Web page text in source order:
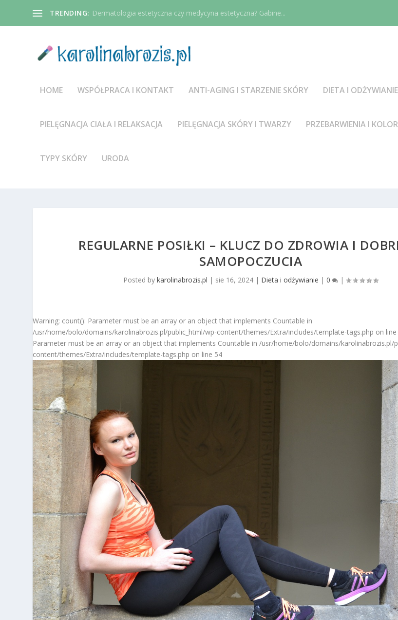
TRENDING: Dermatologia estetyczna czy medycyna estetyczna? Gabine...
HOME WSPÓŁPRACA I KONTAKT ANTI-AGING I STARZENIE SKÓRY DIETA I ODŻYWIANIE
PIELĘGNACJA CIAŁA I RELAKSACJA PIELĘGNACJA SKÓRY I TWARZY PRZEBARWIENIA I
TYPY SKÓRY URODA
REGULARNE POSIŁKI – KLUCZ DO ZDROWIA I
SAMOPOCZUCIA
Posted bykarolinabrozis.pl | sie 16, 2024 | Dieta i odżywianie |0 |
Warning: count(): Parameter must be an array or an object that implements Countable in
/usr/home/bolo/domains/karolinabrozis.pl/public_html/wp-content/themes/Extra/includes/template-tags.php on line
Parameter must be an array or an object that implements Countable in /usr/home/bolo/domains/karolinabrozis.pl/
content/themes/Extra/includes/template-tags.php on line 54